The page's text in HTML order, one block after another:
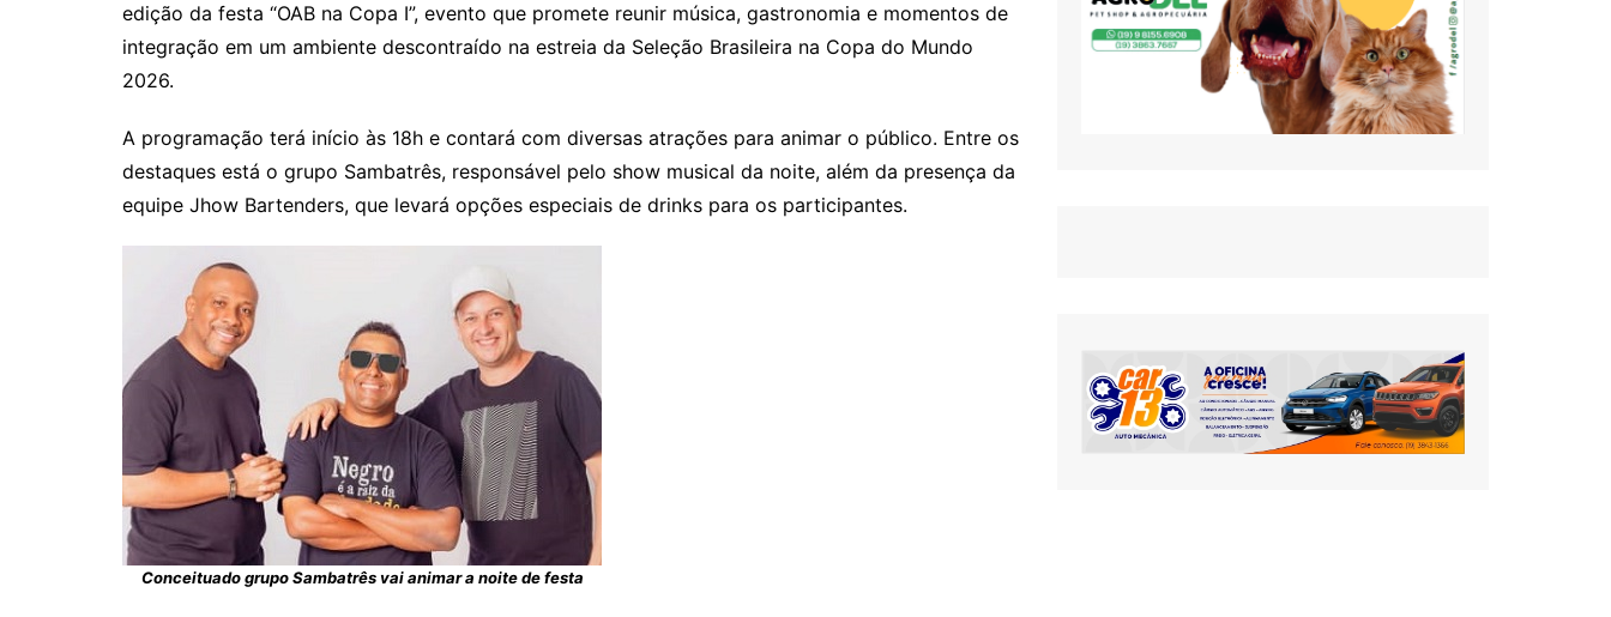
edição da festa “OAB na Copa I”, evento que promete reunir música, gastronomia e momentos de
integração em um ambiente descontraído na estreia da Seleção Brasileira na Copa do Mundo
2026.
A programação terá início às 18h e contará com diversas atrações para animar o público. Entre os
destaques está o grupo Sambatrês, responsável pelo show musical da noite, além da presença da
equipe Jhow Bartenders, que levará opções especiais de drinks para os participantes.
Conceituado grupo Sambatrês vai animar a noite de festa